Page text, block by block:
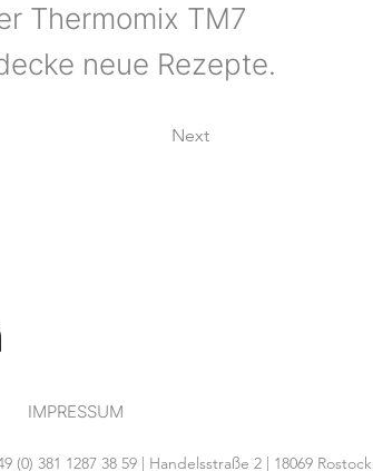
Thermomix TM7
neue Rezepte.
Next
IMPRESSUM
381 1287 38 59 | Handelsstraße 2 | 18069 Rostock